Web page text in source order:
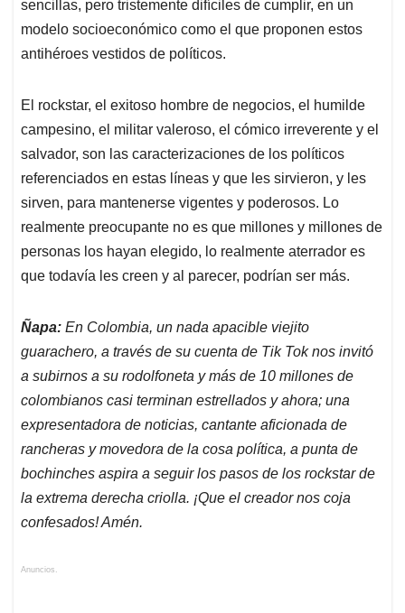
sencillas, pero tristemente difíciles de cumplir, en un
modelo socioeconómico como el que proponen estos
antihéroes vestidos de políticos.
El rockstar, el exitoso hombre de negocios, el humilde
campesino, el militar valeroso, el cómico irreverente y el
salvador, son las caracterizaciones de los políticos
referenciados en estas líneas y que les sirvieron, y les
sirven, para mantenerse vigentes y poderosos. Lo
realmente preocupante no es que millones y millones de
personas los hayan elegido, lo realmente aterrador es
que todavía les creen y al parecer, podrían ser más.
Ñapa: En Colombia, un nada apacible viejito
guarachero, a través de su cuenta de Tik Tok nos invitó
a subirnos a su rodolfoneta y más de 10 millones de
colombianos casi terminan estrellados y ahora; una
expresentadora de noticias, cantante aficionada de
rancheras y movedora de la cosa política, a punta de
bochinches aspira a seguir los pasos de los rockstar de
la extrema derecha criolla. ¡Que el creador nos coja
confesados! Amén.
Anuncios.